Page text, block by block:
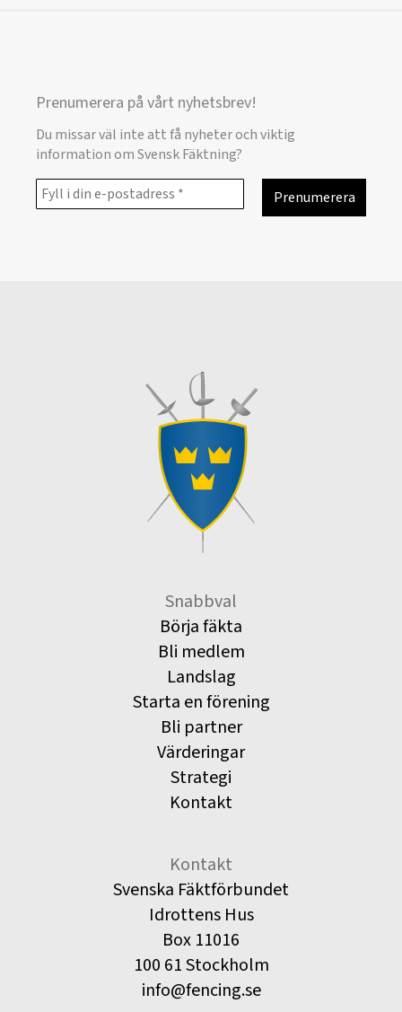
Prenumerera på vårt nyhetsbrev!
Du missar väl inte att få nyheter och viktig
information om Svensk Fäktning?
Snabbval
Börja fäkta
Bli medlem
Landslag
Starta en förening
Bli partner
Värderingar
Strategi
Kontakt
Kontakt
Svenska Fäktförbundet
Idrottens Hus
Box 11016
100 61 Stockholm
info@fencing.se